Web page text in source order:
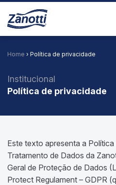
Home › Política de privacidade
Institucional
Política de privacidade
Este texto apresenta a
Tratamento de Dados da
Geral de Proteção de Dados
Protect Regulament – GDPR